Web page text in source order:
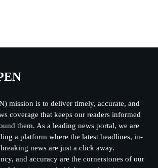
mission is to deliver timely, accurate, and
coverage that keeps our readers informed
them. As a leading news portal, we are
a platform where the latest headlines, in-
news are just a click away.
and accuracy are the cornerstones of our